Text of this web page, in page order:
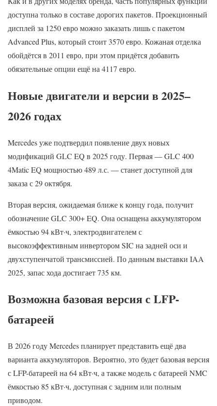
доступна только в составе дорогих пакетов. Проекционный
дисплей за 1250 евро можно заказать лишь с пакетом
Advanced Plus, который стоит 3570 евро. Кожаная отделка
обойдётся в 2011 евро, при этом придётся добавить
обязательные опции ещё на 4117 евро.
Новые двигатели и версии в 2025–
2026 годах
Mercedes уже подтвердил появление двух новых
модификаций GLC EQ в 2025 году. Первая — GLC 400
4Matic EQ мощностью 489 л.с. — станет доступной для
заказа с 29 октября.
Вторая версия, ожидаемая ближе к концу года, получит
обозначение GLC 300+ EQ. Она оснащена аккумулятором
ёмкостью 94 кВт·ч, электродвигателем с
высокоэффективным инвертором SIC на задней оси и
двухступенчатой трансмиссией. По данным выставки IAA
2025, запас хода достигает 735 км.
Возможна базовая версия с LFP-
батареей
В 2026 году Mercedes планирует представить ещё два
варианта аккумуляторов. Вероятно, это будет базовая версия
с LFP-батареей на 64 кВт·ч, а также модель с батареей NMC
ёмкостью 85 кВт·ч, доступная с задним или полным
приводом.